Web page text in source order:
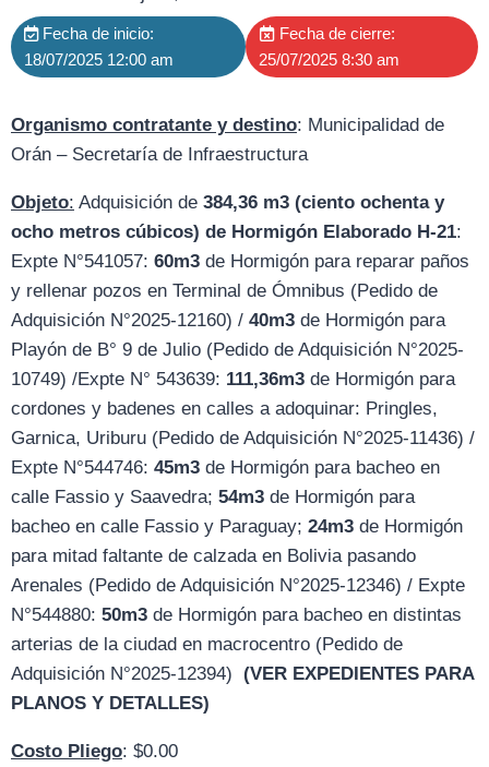
Fecha de inicio:
18/07/2025 12:00 am
Fecha de cierre:
25/07/2025 8:30 am
Organismo contratante y destino: Municipalidad de
Orán – Secretaría de Infraestructura
Objeto: Adquisición de 384,36 m3 (ciento ochenta y
ocho metros cúbicos) de Hormigón Elaborado H-21:
Expte N°541057: 60m3 de Hormigón para reparar paños
y rellenar pozos en Terminal de Ómnibus (Pedido de
Adquisición N°2025-12160) / 40m3 de Hormigón para
Playón de B° 9 de Julio (Pedido de Adquisición N°2025-
10749) /Expte N° 543639: 111,36m3 de Hormigón para
cordones y badenes en calles a adoquinar: Pringles,
Garnica, Uriburu (Pedido de Adquisición N°2025-11436) /
Expte N°544746: 45m3 de Hormigón para bacheo en
calle Fassio y Saavedra; 54m3 de Hormigón para
bacheo en calle Fassio y Paraguay; 24m3 de Hormigón
para mitad faltante de calzada en Bolivia pasando
Arenales (Pedido de Adquisición N°2025-12346) / Expte
N°544880: 50m3 de Hormigón para bacheo en distintas
arterias de la ciudad en macrocentro (Pedido de
Adquisición N°2025-12394) (VER EXPEDIENTES PARA
PLANOS Y DETALLES)
Costo Pliego: $0.00